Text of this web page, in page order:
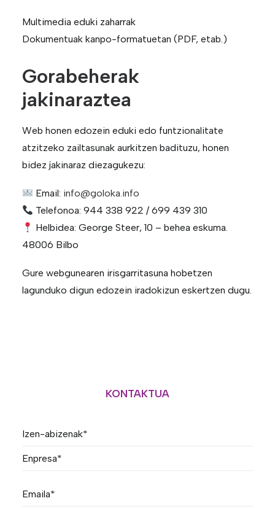
Multimedia eduki zaharrak
Dokumentuak kanpo-formatuetan (PDF, etab.)
Gorabeherak
jakinaraztea
Web honen edozein eduki edo funtzionalitate
atzitzeko zailtasunak aurkitzen badituzu, honen
bidez jakinaraz diezagukezu:
Email: info@goloka.info
Telefonoa: 944 338 922 / 699 439 310
Helbidea: George Steer, 10 – behea eskuma.
48006 Bilbo
Gure webgunearen irisgarritasuna hobetzen
lagunduko digun edozein iradokizun eskertzen dugu.
KONTAKTUA